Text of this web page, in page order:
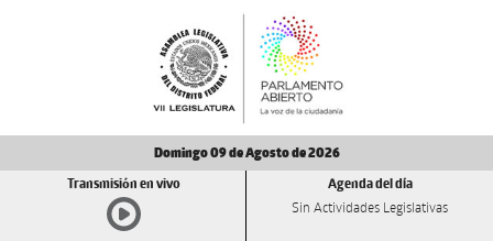
Domingo 09 de Agosto de 2026
Transmisión en vivo Agenda del día
Sin Actividades Legislativas